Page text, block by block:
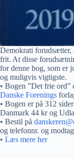
Demokrati forudsætter,
frit. At disse
for denne bog, som er
og muligvis vigtigste.
• Bogen ”Det frie ord”
Danske Forenings
• Bogen er på 312
Danmark 44 kr og
• Bestil på
og telefonnr. og
• Læs mere her